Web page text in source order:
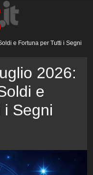
e Fortuna per Tutti i Segni
2026:
e
i Segni